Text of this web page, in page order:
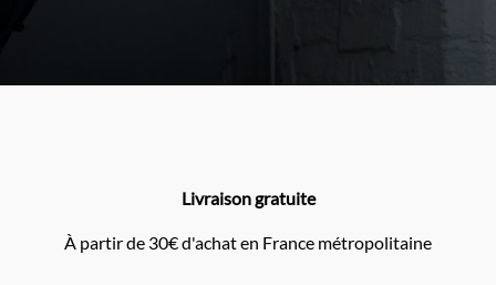
Livraison gratuite
À partir de 30€ d'achat en France métropolitaine